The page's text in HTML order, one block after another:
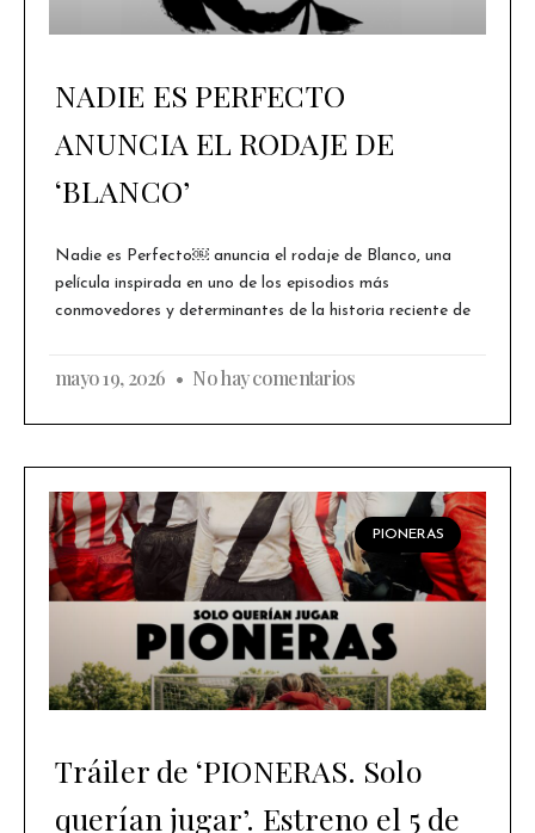
NADIE ES PERFECTO
ANUNCIA EL RODAJE DE
‘BLANCO’
Nadie es Perfecto￼ anuncia el rodaje de Blanco, una
película inspirada en uno de los episodios más
conmovedores y determinantes de la historia reciente de
mayo 19, 2026 No hay comentarios
PIONERAS
Tráiler de ‘PIONERAS. Solo
querían jugar’. Estreno el 5 de